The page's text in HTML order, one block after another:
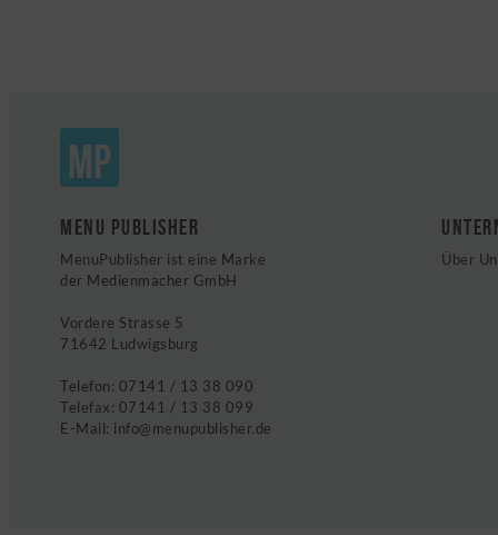
MP
MENU PUBLISHER
MenuPublisher ist eine Marke
der Medienmacher GmbH
Vordere Strasse 5
71642 Ludwigsburg
Telefon: 07141 / 13 38 090
Telefax: 07141 / 13 38 099
E-Mail: info@menupublisher.de
Über